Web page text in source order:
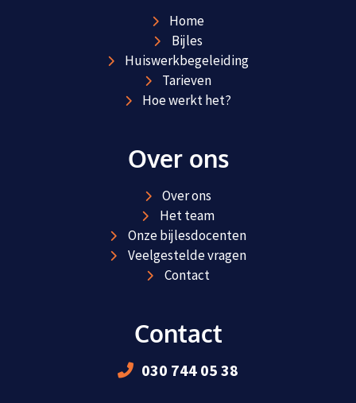
Home
Bijles
Huiswerkbegeleiding
Tarieven
Hoe werkt het?
Over ons
Over ons
Het team
Onze bijlesdocenten
Veelgestelde vragen
Contact
Contact
030 744 05 38